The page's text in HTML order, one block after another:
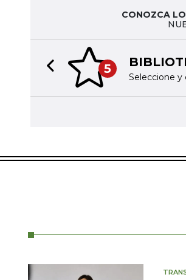
CONOZCA
5
Seleccione y
Previous slide